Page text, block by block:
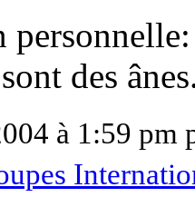
des
à 1:59 pm